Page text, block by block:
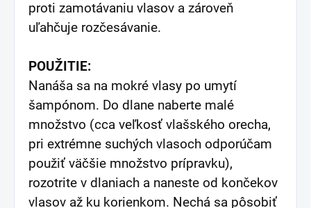
proti zamotávaniu vlasov a zároveň
uľahčuje rozčesávanie.
POUŽITIE:
Nanáša sa na mokré vlasy po umytí
šampónom. Do dlane naberte malé
množstvo (cca veľkosť vlašského orecha,
pri extrémne suchých vlasoch odporúčam
použiť väčšie množstvo prípravku),
rozotrite v dlaniach a naneste od končekov
vlasov až ku korienkom. Nechá sa pôsobiť